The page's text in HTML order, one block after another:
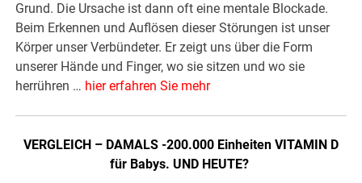
Grund. Die Ursache ist dann oft eine mentale Blockade.
Beim Erkennen und Auflösen dieser Störungen ist unser
Körper unser Verbündeter. Er zeigt uns über die Form
unserer Hände und Finger, wo sie sitzen und wo sie
herrühren … hier erfahren Sie mehr
VERGLEICH – DAMALS -200.000 Einheiten VITAMIN D
für Babys. UND HEUTE?